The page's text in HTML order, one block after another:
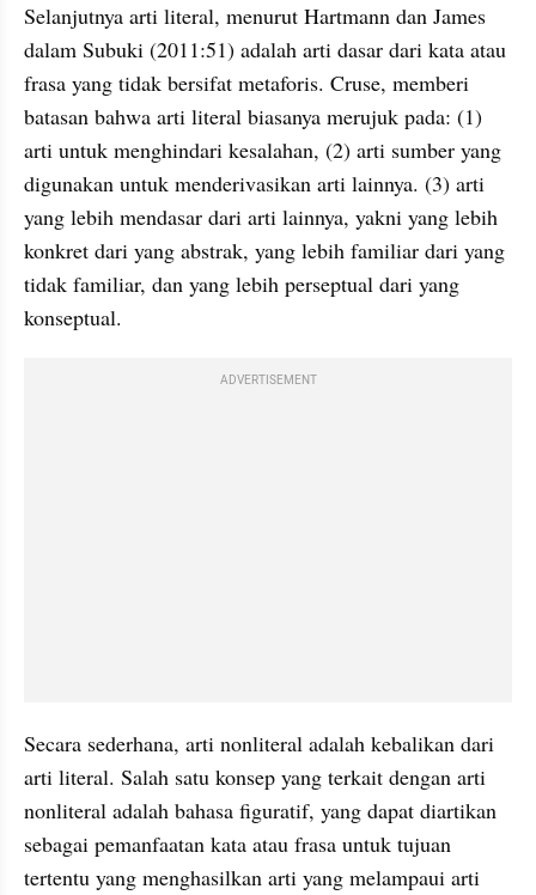
Selanjutnya arti literal, menurut Hartmann dan James
dalam Subuki (2011:51) adalah arti dasar dari kata atau
frasa yang tidak bersifat metaforis. Cruse, memberi
batasan bahwa arti literal biasanya merujuk pada: (1)
arti untuk menghindari kesalahan, (2) arti sumber yang
digunakan untuk menderivasikan arti lainnya. (3) arti
yang lebih mendasar dari arti lainnya, yakni yang lebih
konkret dari yang abstrak, yang lebih familiar dari yang
tidak familiar, dan yang lebih perseptual
konseptual.
ADVERTISEMENT
Secara sederhana, arti nonliteral adalah kebalikan dari
arti literal
nonliteral adalah bahasa figuratif, yang dapat diartikan
sebagai pemanfaatan kata atau frasa untuk tujuan